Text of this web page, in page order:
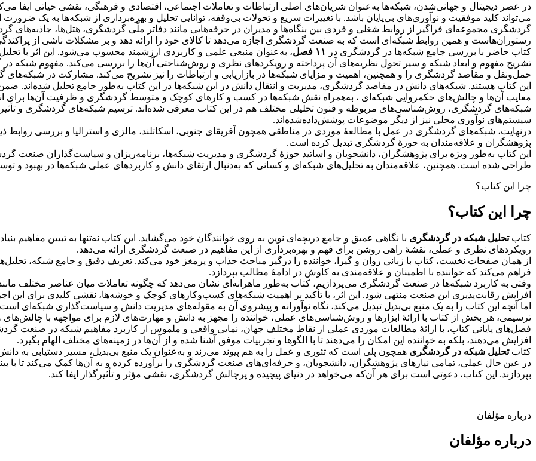
در عصر دیجیتال و جهانی‌شدن، شبکه‌ها به‌عنوان شریان‌های اصلی ارتباطات و تعاملات اجتماعی، اقتصادی و فرهنگی، نقشی حیاتی ایفا
می‌تواند کلید موفقیت و نوآوری‌های بی‌پایان باشد. با تغییرات سریع و تحولات بی‌وقفه، توانایی تحلیل و بهره‌برداری از شبکه‌ها به یک ضرورت
گردشگری مجموعه‌ای فراگیر از روابط شغلی و فردی بین بنگاه‌ها و مدیران در حرفه‌هایی مانند دفاتر ملّی گردشگری، هتل‌ها،
رستوران‌هاست و همین روابط شبکه‌ای است که به صنعت گردشگری اجازه می‌دهد تا کالای خود را ارائه دهد و بر مشکلات ناشی از
کتاب حاضر با بررسی جامع شبکه‌ها در گردشگری در
، به‌عنوان منبعی علمی و کاربردی ارزشمند محسوب می‌شود. این اثر با
تشریح مفهوم و ابعاد شبکه و سیر تحول نظریه‌های آن پرداخته و رویکردهای نظری و روش‌شناختی آن‌ها را بررسی می‌کند. مفهوم شبکه
حمل‌ونقل و مقاصد گردشگری را و همچنین، اهمیت و مزایای شبکه‌ها در بازاریابی و ارتباطات را نیز تشریح می‌کند. مشارکت در
این کتاب هستند. شبکه‌های دانش در مقاصد گردشگری، مدیریت و انتقال دانش در این شبکه‌ها در این کتاب به‌طور جامع تحلیل شده‌اند.
معایب آن‌ها و چالش‌های حکمروایی شبکه‌ای ، به‌همراه نقش شبکه‌ها در کسب و کارهای کوچک و متوسط گردشگری و ظرفیت آن‌ها برای
شبکه‌های گردشگری، روش‌شناسی‌های مربوطه و فنون تحلیلی مختلف هم در این کتاب معرفی شده‌اند. ترسیم شبکه‌های گردشگری و تأثیر
سیستم‌های نوآوری محلی نیز از دیگر موضوعات پوشش‌داده‌شده‌اند.
درنهایت، شبکه‌های گردشگری در عمل با مطالعۀ موردی در مناطقی همچون آفریقای جنوبی، اسکاتلند، مالزی و استرالیا و بررسی روابط
پژوهشگران و علاقه‌مندان به حوزۀ گردشگری تبدیل کرده است.
این کتاب به‌طور ویژه برای پژوهشگران، دانشجویان و اساتید حوزۀ گردشگری و مدیریت شبکه‌ها، برنامه‌ریزان و سیاست‌گذاران
طراحی شده است. همچنین، علاقه‌مندان به تحلیل‌های شبکه‌ای و کسانی که به‌دنبال ارتقای دانش و کاربردهای عملی شبکه‌ها در بهبود و
چرا این کتاب؟
چرا این کتاب؟
کتابتحلیل شبکه در گردشگری با نگاهی عمیق و جامع دریچه‌ای نوین به روی خوانندگان خود می‌گشاید. این کتاب نه‌تنها به تبیین مفاهیم
رویکردهای نظری و عملی، نقشۀ راهی روشن برای فهم و بهره‌برداری از این مفاهیم در صنعت گردشگری ارائه می‌دهد.
از همان صفحات نخست، کتاب با زبانی روان و گیرا، خواننده را درگیر مباحث جذاب و پرمغز خود می‌کند. تعریف دقیق و جامع شبکه،
فراهم می‌کند که خواننده با اطمینان و علاقه‌مندی به کاوش در ادامۀ مطالب بپردازد.
وقتی به کاربرد شبکه‌ها در صنعت گردشگری می‌پردازیم، کتاب به‌طور ماهرانه‌ای نشان می‌دهد که چگونه تعاملات میان عناصر مختلف
افزایش رقابت‌پذیری این صنعت منتهی شود. این اثر، با تأکید بر اهمیت شبکه‌های کسب‌وکارهای کوچک و خوشه‌ها، نقشی کلیدی برای این اجزا
اما آنچه این کتاب را به یک منبع بی‌بدیل تبدیل می‌کند، نگاه نوآورانه و پیشروی آن به مقوله‌های مدیریت دانش و سیاست‌گذاری شبکه‌ای
ترسیمی، هر بخش از کتاب با ارائۀ ابزارها و روش‌شناسی‌های عملی، خواننده را مجهز به دانش و مهارت‌های لازم برای مواجهه با
فصل‌های پایانی کتاب، با ارائۀ مطالعات موردی عملی از نقاط مختلف جهان، نمایی واقعی و ملموس از کاربرد مفاهیم شبکه در صنعت
افزایش می‌دهند، بلکه به خواننده این امکان را می‌دهند تا با الگوها و تجربیات موفق آشنا شده و از آن‌ها در زمینه‌های مختلف الهام بگیرد.
کتابتحلیل شبکه در گردشگری همچون پلی است که تئوری و عمل را به‌ هم پیوند می‌زند و به‌عنوان یک منبع بی‌بدیل، مسیر دستیابی به
در عین حال عملی، تمامی نیازهای پژوهشگران، دانشجویان، و حرفه‌ای‌های صنعت گردشگری را برآورده کرده و به آن‌ها کمک می‌کند تا با
بپردازند. این کتاب، دعوتی است برای هر آن‌که می‌خواهد در دنیای پیچیده و پرچالش گردشگری، نقشی مؤثر و تأثیرگذار ایفا کند.
درباره مؤلفان
درباره مؤلفان